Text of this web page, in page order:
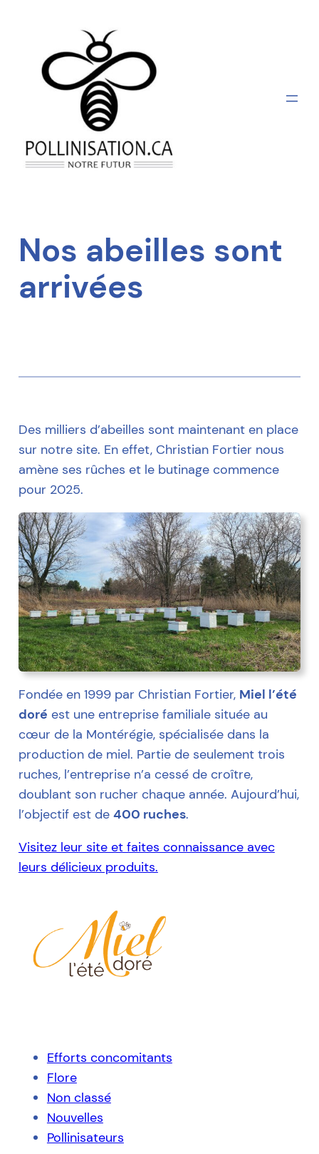
contenu
Nos abeilles sont
arrivées
Des milliers d’abeilles sont maintenant en place
sur notre site. En effet, Christian Fortier nous
amène ses rûches et le butinage commence
pour 2025.
Fondée en 1999 par Christian Fortier, Miel l’été
doré est une entreprise familiale située au
cœur de la Montérégie, spécialisée dans la
production de miel. Partie de seulement trois
ruches, l’entreprise n’a cessé de croître,
doublant son rucher chaque année. Aujourd’hui,
l’objectif est de 400 ruches.
Visitez leur site et faites connaissance avec
leurs délicieux produits.
Efforts concomitants
Flore
Non classé
Nouvelles
Pollinisateurs